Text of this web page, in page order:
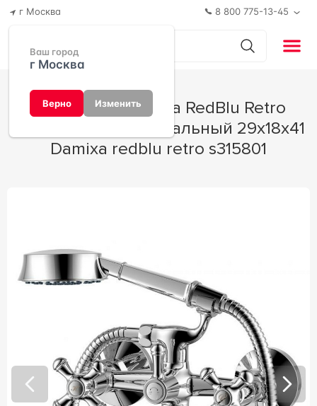
г Москва
Ваш город
г Москва
Верно Изменить
8 800 775-13-45
Смеситель Damixa RedBlu Retro
239500000 универсальный 29x18x41
Damixa redblu retro s315801